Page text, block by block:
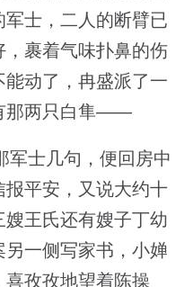
士，二人的断臂已
裹着气味扑鼻的伤
动了，冉盛派了一
那两只白隼——
士几句，便回房中
平安，又说大约十
王氏还有嫂子丁幼
一侧写家书，小婵
孜孜地望着陈操